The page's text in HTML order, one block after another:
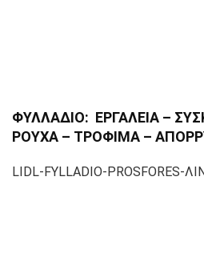
ΦΥΛΛΑΔΙΟ: ΕΡΓΑΛΕΙΑ –
ΡΟΥΧΑ – ΤΡΟΦΙΜΑ –
LIDL-FYLLADIO-PROSFORES-